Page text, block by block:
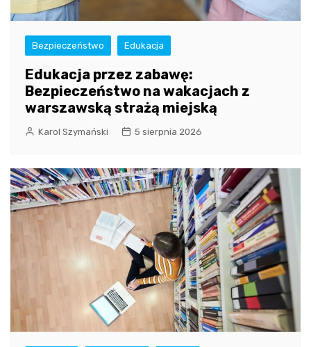
Bezpieczeństwo Edukacja
Edukacja przez zabawę:
Bezpieczeństwo na wakacjach z
warszawską strażą miejską
Karol Szymański 5 sierpnia 2026